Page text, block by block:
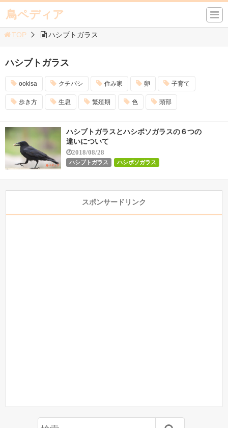
鳥ペディア
TOP ハシブトガラス
ハシブトガラス
ookisa クチバシ 住み家 卵 子育て
歩き方 生息 繁殖期 色 頭部
ハシブトガラスとハシボソガラスの６つの
違いについて
2018/08/28
ハシブトガラス ハシボソガラス
スポンサードリンク